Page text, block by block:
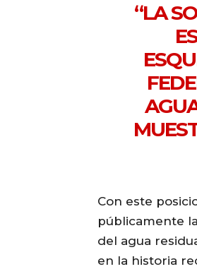
“LA
Con este
públicamente
del agua
en la historia